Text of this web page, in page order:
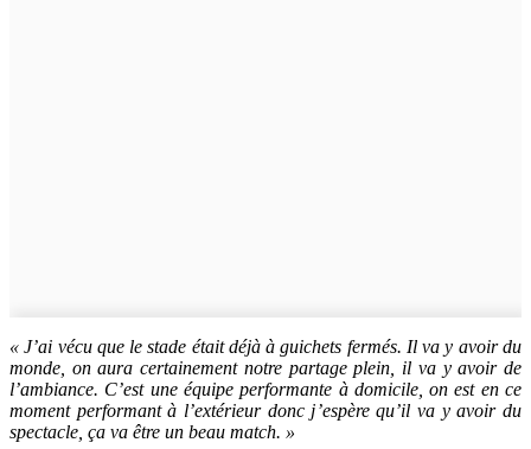
« J’ai vécu que le stade était déjà à guichets fermés. Il va y avoir du
monde, on aura certainement notre partage plein, il va y avoir de
l’ambiance. C’est une équipe performante à domicile, on est en ce
moment performant à l’extérieur donc j’espère qu’il va y avoir du
spectacle, ça va être un beau match. »